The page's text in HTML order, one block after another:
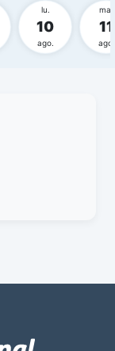
lu.
10
ago.
ma.
11
ago.